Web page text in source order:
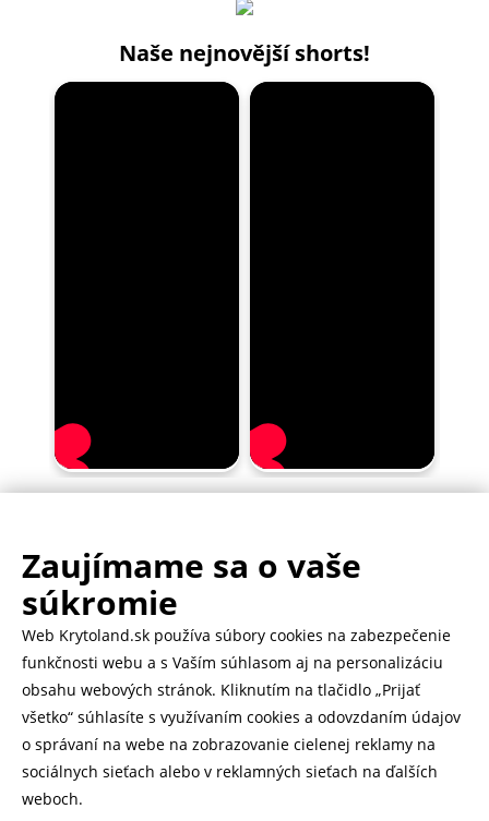
Naše nejnovější shorts!
.
Rychlé doručenie 1-2 dní
Heurekazobraziť recenzie
Zaujímame sa o vaše
súkromie
Web Krytoland.sk používa súbory cookies na zabezpečenie
funkčnosti webu a s Vaším súhlasom aj na personalizáciu
obsahu webových stránok. Kliknutím na tlačidlo „Prijať
všetko“ súhlasíte s využívaním cookies a odovzdaním údajov
o správaní na webe na zobrazovanie cielenej reklamy na
sociálnych sieťach alebo v reklamných sieťach na ďalších
weboch.